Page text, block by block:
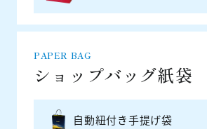
PAPER BAG
ショップバッグ紙袋
自動紐付き手提げ袋